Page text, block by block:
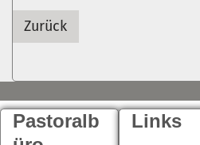
Zurück
Pastoralb
Links